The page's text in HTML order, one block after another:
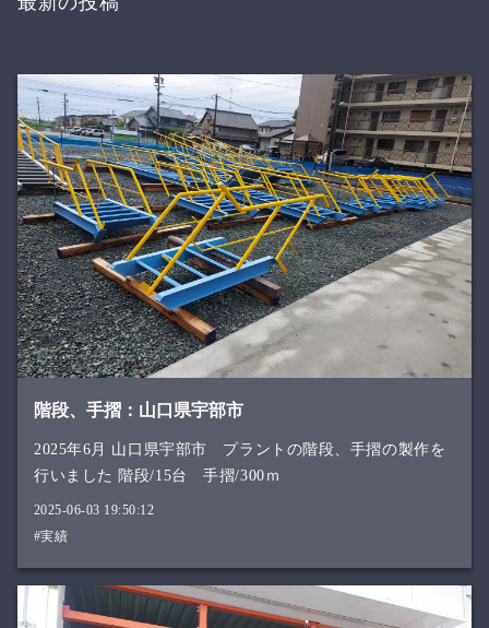
階段、手摺：山口県宇部市
2025年6月 山口県宇部市 プラントの階段、手摺の製作を
行いました 階段/15台 手摺/300ｍ
2025-06-03 19:50:12
#実績